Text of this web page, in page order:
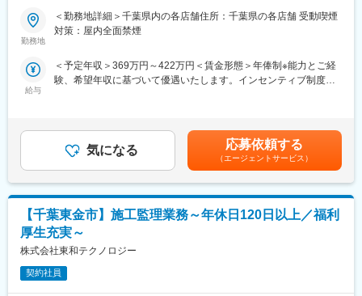
◎取り扱う商品の多くは「トップバリュ」ブランドであり、アジ
ア各国でも名の通ったブランドを品質管理・品質保証の側面から
影響範囲は非常に大きくやりがいにも繋がる仕事です。
◎各種制度や福利厚生、研修も充実しています。
部長（男性1名）、管理職（男性2名）、スタッフ(男性1名、女性9
名）の計13名で構成されています。
■働き方：
年間休日122日週休2日制で残業は月10時間程度、夜勤等もなく、
またイオングループの基盤もあり、福利厚生も充実した働きやす
い環境が整っています。
■同社の特徴：
日本を代表する小売業最大手企業のPB商品を支えていくポジショ
ンです。同社は商品開発を品質管理面からサポートしておりま
スキル身につく～
＼＼ 難しい調理スキルはいっさい不問◎飲食業界でキャリア築
国内外で約300店舗、世界15の国や地域で展開する世界的ブラン
ド『一風堂』の店舗運営をお任せいたします。
・売上金、食材管理
・店舗の衛生管理
・スタッフ育成、シフト管理
・店舗の経営戦略
など、経験・能力・希望に応じ、業務の幅を広げていけます！
★魅力ポイント（1）：急な欠員・突然の休日出勤も心配不要◎深
同社では、ブロック長、スーパーバイザーががっちり店舗をサポ
ートしていますので、欠員対応も店長任せではなく、エリア内で
勤務地
＜勤務地詳細＞千葉県内の各店舗住所：千葉県の各店舗 受動喫煙
対策：屋内全面禁煙
給与
＜予定年収＞369万円～422万円＜賃金形態＞年俸制※能力とご経
験、希望年収に基づいて優遇いたします。インセンティブ制度あ
351,700円（12分割）（一律手当を含む）＜昇給有無＞有＜残業
手当＞有＜給与補足＞■昇給年1回、インセンティブ制度：年4回
（店舗の目標達成時に支給）■モデル例:・入社2年目24歳・店長
職/(インセンティブ含む年俸)470万円・入社5年目27歳・SV職/(イ
ンセンティブ含む年俸)580万円賃金はあくまでも目安の金額であ
り、選考を通じて上下する可能性があります。月給(月額)は固定手
当を含めた表記です。
気になる 応募依頼する
（エージェントサービス）
【千葉東金市】施工監理業務～年休日120日以上／福利
厚生充実～
株式会社東和テクノロジー
契約社員